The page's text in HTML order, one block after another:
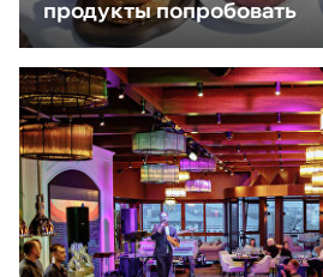
продукты попробовать